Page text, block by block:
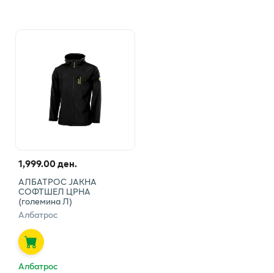
1,999.00 ден.
АЛБАТРОС ЈАКНА
СОФТШЕЛ ЦРНА
(големина Л)
Албатрос
Албатрос